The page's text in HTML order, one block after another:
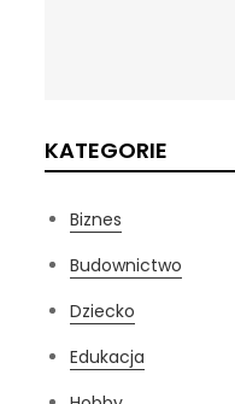
KATEGORIE
Biznes
Budownictwo
Dziecko
Edukacja